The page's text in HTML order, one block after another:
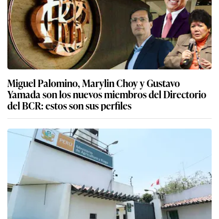
Miguel Palomino, Marylin Choy y Gustavo
Yamada son los nuevos miembros del Directorio
del BCR: estos son sus perfiles